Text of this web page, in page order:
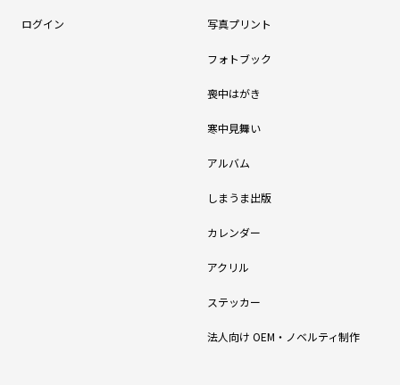
ログイン 写真プリント
フォトブック
喪中はがき
寒中見舞い
アルバム
しまうま出版
カレンダー
アクリル
ステッカー
法人向け OEM・ノベルティ制作